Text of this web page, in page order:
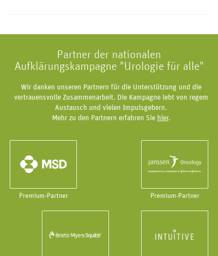
Partner der nationalen
Aufklärungskampagne "Urologie für alle"
Wir danken unseren Partnern für die Unterstützung und die
vertrauensvolle Zusammenarbeit. Die Kampagne lebt von regem
Austausch und vielen Impulsgebern.
Mehr zu den Partnern erfahren Sie hier.
Premium-Partner Premium-Partner